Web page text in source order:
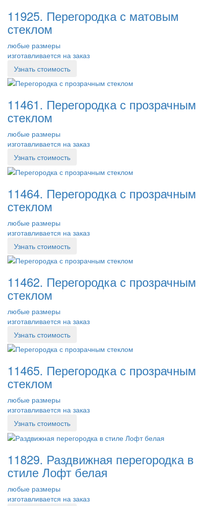
11925. Перегородка с матовым
стеклом
любые размеры
изготавливается на заказ
Узнать стоимость
11461. Перегородка с прозрачным
стеклом
любые размеры
изготавливается на заказ
Узнать стоимость
11464. Перегородка с прозрачным
стеклом
любые размеры
изготавливается на заказ
Узнать стоимость
11462. Перегородка с прозрачным
стеклом
любые размеры
изготавливается на заказ
Узнать стоимость
11465. Перегородка с прозрачным
стеклом
любые размеры
изготавливается на заказ
Узнать стоимость
11829. Раздвижная перегородка в
стиле Лофт белая
любые размеры
изготавливается на заказ